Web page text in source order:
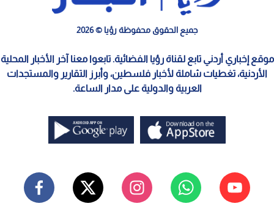
جميع الحقوق محفوظة رؤيا © 2026
موقع إخباري أردني تابع لقناة رؤيا الفضائية. تابعوا معنا آخر الأخبار المحلية
الأردنية، تغطيات شاملة لأخبار فلسطين، وأبرز التقارير والمستجدات
العربية والدولية على مدار الساعة.